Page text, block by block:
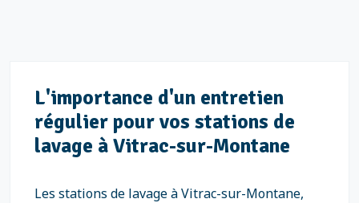
L'importance d'un entretien
régulier pour vos stations de
lavage à Vitrac-sur-Montane
Les stations de lavage à Vitrac-sur-Montane,